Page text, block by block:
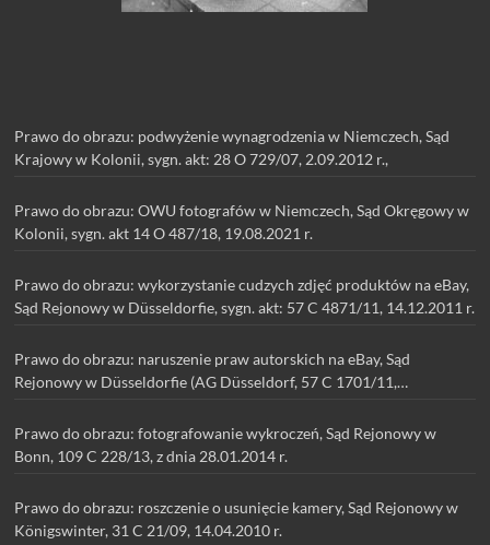
Prawo do obrazu: podwyżenie wynagrodzenia w Niemczech, Sąd
Krajowy w Kolonii, sygn. akt: 28 O 729/07, 2.09.2012 r.,
Prawo do obrazu: OWU fotografów w Niemczech, Sąd Okręgowy w
Kolonii, sygn. akt 14 O 487/18, 19.08.2021 r.
Prawo do obrazu: wykorzystanie cudzych zdjęć produktów na eBay,
Sąd Rejonowy w Düsseldorfie, sygn. akt: 57 C 4871/11, 14.12.2011 r.
Prawo do obrazu: naruszenie praw autorskich na eBay, Sąd
Rejonowy w Düsseldorfie (AG Düsseldorf, 57 C 1701/11,
Prawo do obrazu: fotografowanie wykroczeń, Sąd Rejonowy w
Bonn, 109 C 228/13, z dnia 28.01.2014 r.
Prawo do obrazu: roszczenie o usunięcie kamery, Sąd Rejonowy w
Königswinter, 31 C 21/09, 14.04.2010 r.